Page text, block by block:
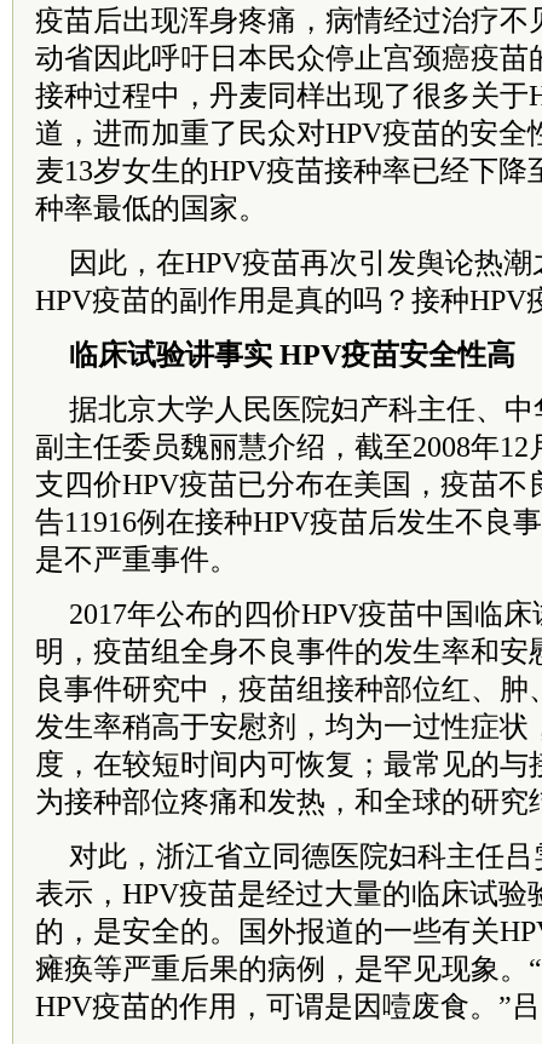
疫苗后出现浑身疼痛，病情经过治疗不
动省因此呼吁日本民众停止宫颈癌疫苗
接种过程中，丹麦同样出现了很多关于
道，进而加重了民众对HPV疫苗的安全
麦13岁女生的HPV疫苗接种率已经下降
种率最低的国家。
因此，在HPV疫苗再次引发舆论热
HPV疫苗的副作用是真的吗？接种HPV
临床试验讲事实 HPV疫苗安全性高
据北京大学人民医院妇产科主任、
副主任委员魏丽慧介绍，截至2008年12
支四价HPV疫苗已分布在美国，疫苗不
告11916例在接种HPV疫苗后发生不良
是不严重事件。
2017年公布的四价HPV疫苗中国临
明，疫苗组全身不良事件的发生率和安
良事件研究中，疫苗组接种部位红、肿
发生率稍高于安慰剂，均为一过性症状
度，在较短时间内可恢复；最常见的与
为接种部位疼痛和发热，和全球的研究
对此，浙江省立同德医院妇科主任
表示，HPV疫苗是经过大量的临床试验
的，是安全的。国外报道的一些有关
瘫痪等严重后果的病例，是罕见现象。
HPV疫苗的作用，可谓是因噎废食。”